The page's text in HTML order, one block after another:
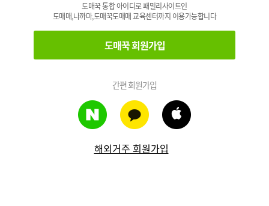
도매꾹 통합 아이디로 패밀리사이트인
도매매,나까마,도매꾹도매매 교육센터까지 이용가능합니다
도매꾹 회원가입
간편 회원가입
해외거주 회원가입